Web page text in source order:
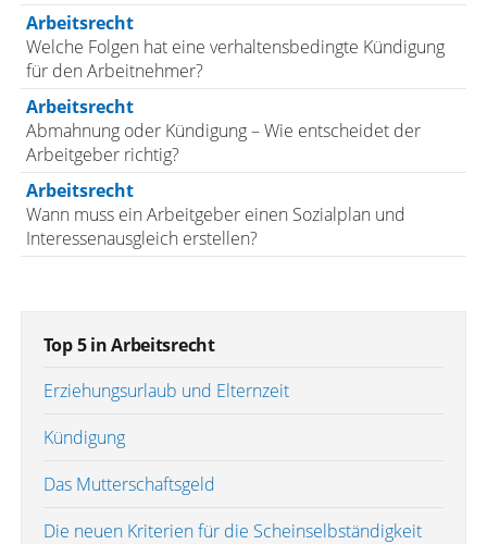
Arbeitsrecht
Welche Folgen hat eine verhaltensbedingte Kündigung
für den Arbeitnehmer?
Arbeitsrecht
Abmahnung oder Kündigung – Wie entscheidet der
Arbeitgeber richtig?
Arbeitsrecht
Wann muss ein Arbeitgeber einen Sozialplan und
Interessenausgleich erstellen?
Top 5 in Arbeitsrecht
Erziehungsurlaub und Elternzeit
Kündigung
Das Mutterschaftsgeld
Die neuen Kriterien für die Scheinselbständigkeit